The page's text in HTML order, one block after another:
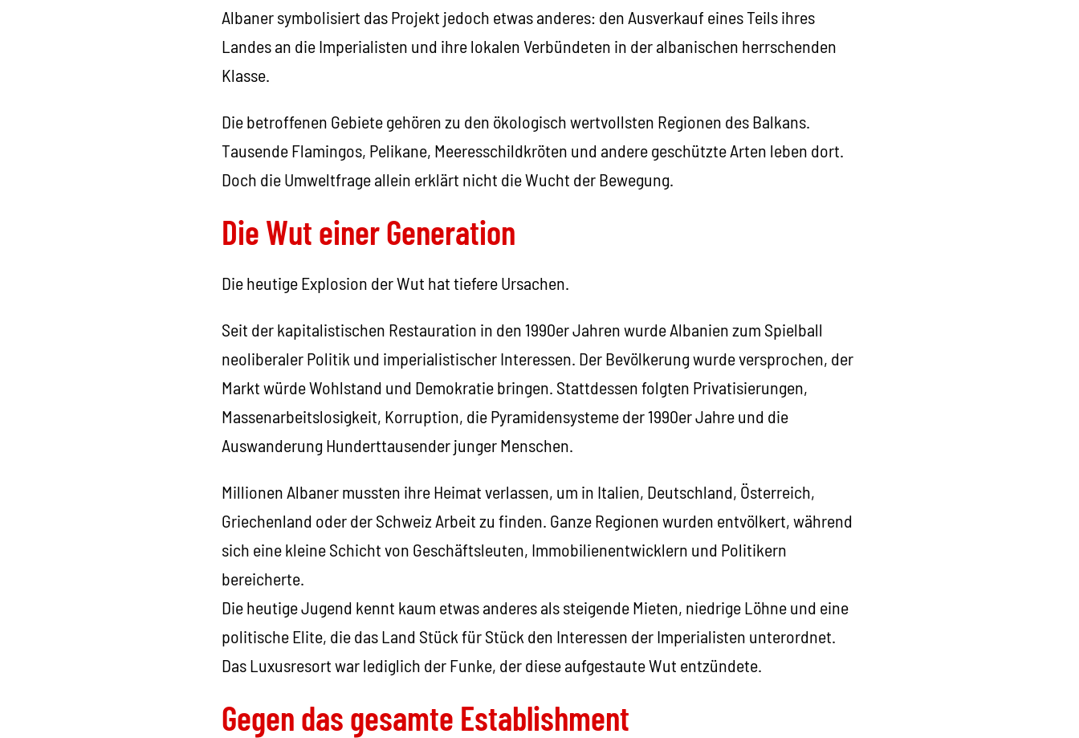
Albaner symbolisiert das Projekt jedoch etwas anderes: den Ausverkauf eines Teils ihres
Landes an die Imperialisten und ihre lokalen Verbündeten in der albanischen herrschenden
Klasse.
Die betroffenen Gebiete gehören zu den ökologisch wertvollsten Regionen des Balkans.
Tausende Flamingos, Pelikane, Meeresschildkröten und andere geschützte Arten leben dort.
Doch die Umweltfrage allein erklärt nicht die Wucht der Bewegung.
Die Wut einer Generation
Die heutige Explosion der Wut hat tiefere Ursachen.
Seit der kapitalistischen Restauration in den 1990er Jahren wurde Albanien zum Spielball
neoliberaler Politik und imperialistischer Interessen. Der Bevölkerung wurde versprochen, der
Markt würde Wohlstand und Demokratie bringen. Stattdessen folgten Privatisierungen,
Massenarbeitslosigkeit, Korruption, die Pyramidensysteme der 1990er Jahre und die
Auswanderung Hunderttausender junger Menschen.
Millionen Albaner mussten ihre Heimat verlassen, um in Italien, Deutschland, Österreich,
Griechenland oder der Schweiz Arbeit zu finden. Ganze Regionen wurden entvölkert, während
sich eine kleine Schicht von Geschäftsleuten, Immobilienentwicklern und Politikern
bereicherte.
Die heutige Jugend kennt kaum etwas anderes als steigende Mieten, niedrige Löhne und eine
politische Elite, die das Land Stück für Stück den Interessen der Imperialisten unterordnet.
Das Luxusresort war lediglich der Funke, der diese aufgestaute Wut entzündete.
Gegen das gesamte Establishment